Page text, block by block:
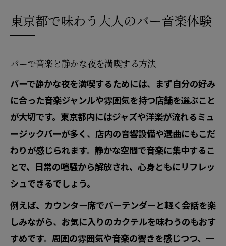
ド
ミュージックバーなら東京で静かな夜を
バーで静かな音楽を楽しむ大人の夜
東京のミュージックバーで心を癒す時間
バー音楽で感じる東京の夜の魅力とは
静かな夜におすすめのバー選びのコツ
ひとり時間を満喫するバーでの音楽の魅力
一人でも楽しめるミュージックバー東京
バーで過ごす大人の静かなひととき体験
東京のバーで一人音楽を味わうポイント
ミュージックバーで静かに心を癒す方法
東京都で味わう大人のバー音楽体験
バーで音楽と静かな夜を満喫する方法
バーで静かな夜を満喫するためには、まず自分の好み
に合った音楽ジャンルや雰囲気を持つ店舗を選ぶこと
が大切です。東京都内にはジャズや洋楽が流れるミュ
ージックバーが多く、店内の音響設備や選曲にもこだ
わりが感じられます。静かな空間で音楽に集中するこ
とで、日常の喧騒から解放され、心身ともにリフレッ
シュできるでしょう。
例えば、カウンター席でバーテンダーと軽く会話を楽
しみながら、お気に入りのカクテルを味わうのもおす
すめです。周囲の雰囲気や音楽の響きを感じつつ、一